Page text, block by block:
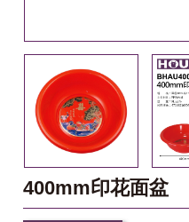
400mm印花面盆